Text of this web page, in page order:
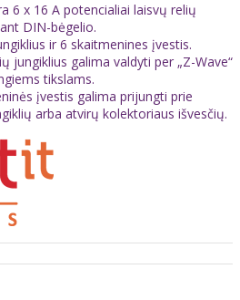
6 x 16 A potencialiai laisvų relių
DIN-bėgelio.
ir 6 skaitmenines įvestis.
jungiklius galima valdyti per „Z-Wave“
tikslams.
įvestis galima prijungti prie
arba atvirų kolektoriaus išvesčių.